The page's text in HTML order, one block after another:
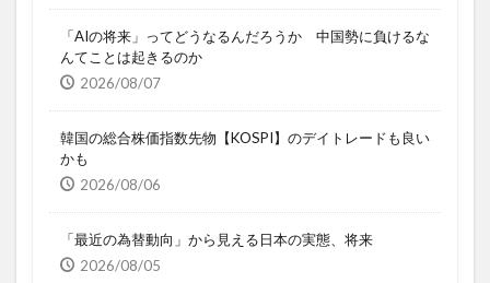
「AIの将来」ってどうなるんだろうか 中国勢に負けるな
んてことは起きるのか
2026/08/07
韓国の総合株価指数先物【KOSPI】のデイトレードも良い
かも
2026/08/06
「最近の為替動向」から見える日本の実態、将来
2026/08/05